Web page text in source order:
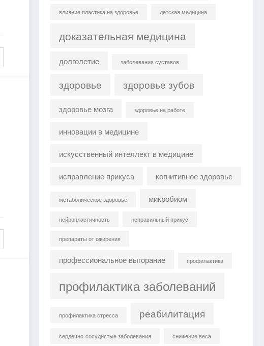
влияние пластика на здоровье детская медицина
доказательная медицина
долголетие заболевания суставов
здоровье здоровье зубов
здоровье мозга здоровье на работе
инновации в медицине
искусственный интеллект в медицине
исправление прикуса когнитивное здоровье
метаболическое здоровье микробиом
нейропластичность неправильный прикус
препараты от ожирения
профессиональное выгорание профилактика
профилактика заболеваний
профилактика стресса реабилитация
сердечно-сосудистые заболевания снижение веса